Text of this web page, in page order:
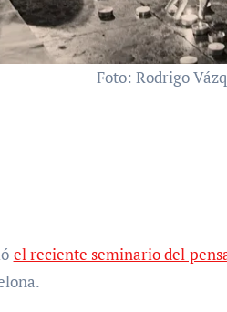
Foto: Rodrigo
el reciente seminario del